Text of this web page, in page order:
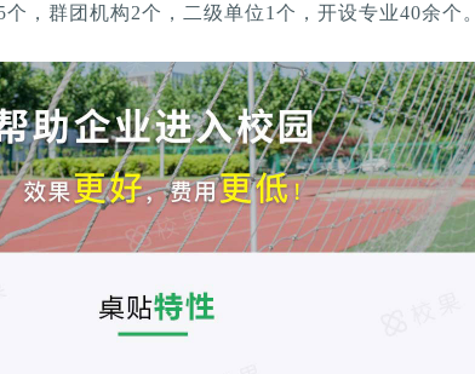
，群团机构2个，二级单位1个，开设专业40余个。